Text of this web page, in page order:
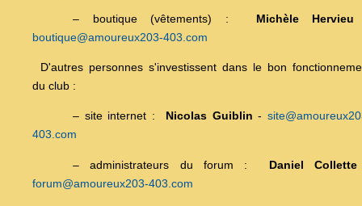
– boutique (vêtements) : Michèle Hervieu
boutique@amoureux203-403.com
D'autres personnes s'investissent dans le bon
du club :
– site internet : Nicolas Guiblin -
403.com
– administrateurs du forum : Daniel Collette
forum@amoureux203-403.com